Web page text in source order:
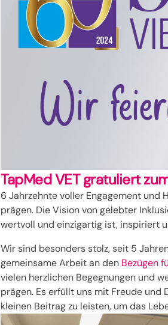
TapMed VET gratuliert
6 Jahrzehnte voller Engagement und
prägen. Die Vision von gelebter
wertvoll und einzigartig ist, inspiriert
Wir sind besonders stolz, seit 5
gemeinsame Arbeit an den Bezügen
vielen herzlichen Begegnungen und
prägen. Es erfüllt uns mit Freude und
kleinen Beitrag zu leisten, um das